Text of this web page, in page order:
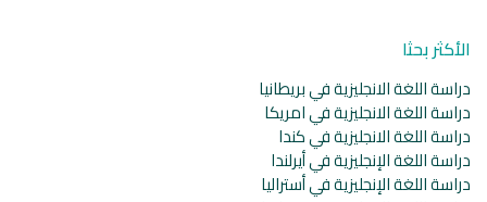
الأكثر بحثا
دراسة اللغة الانجليزية في بريطانيا
دراسة اللغة الانجليزية في امريكا
دراسة اللغة الانجليزية في كندا
دراسة اللغة الإنجليزية في أيرلندا
دراسة اللغة الإنجليزية في أستراليا